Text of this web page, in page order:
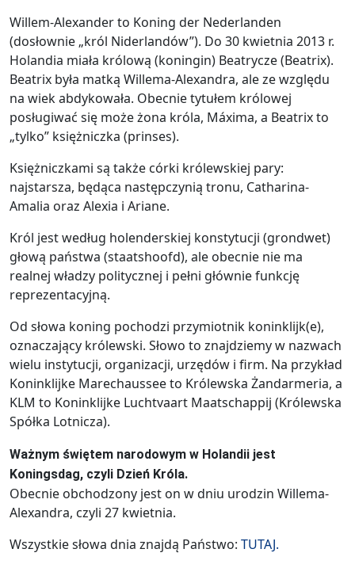
Willem-Alexander to Koning der Nederlanden
(dosłownie „król Niderlandów”). Do 30 kwietnia 2013 r.
Holandia miała królową (koningin) Beatrycze (Beatrix).
Beatrix była matką Willema-Alexandra, ale ze względu
na wiek abdykowała. Obecnie tytułem królowej
posługiwać się może żona króla, Máxima, a Beatrix to
„tylko” księżniczka (prinses).
Księżniczkami są także córki królewskiej pary:
najstarsza, będąca następczynią tronu, Catharina-
Amalia oraz Alexia i Ariane.
Król jest według holenderskiej konstytucji (grondwet)
głową państwa (staatshoofd), ale obecnie nie ma
realnej władzy politycznej i pełni głównie funkcję
reprezentacyjną.
Od słowa koning pochodzi przymiotnik koninklijk(e),
oznaczający królewski. Słowo to znajdziemy w nazwach
wielu instytucji, organizacji, urzędów i firm. Na przykład
Koninklijke Marechaussee to Królewska Żandarmeria, a
KLM to Koninklijke Luchtvaart Maatschappij (Królewska
Spółka Lotnicza).
Ważnym świętem narodowym w Holandii jest
Koningsdag, czyli Dzień Króla.
Obecnie obchodzony jest on w dniu urodzin Willema-
Alexandra, czyli 27 kwietnia.
Wszystkie słowa dnia znajdą Państwo: TUTAJ.